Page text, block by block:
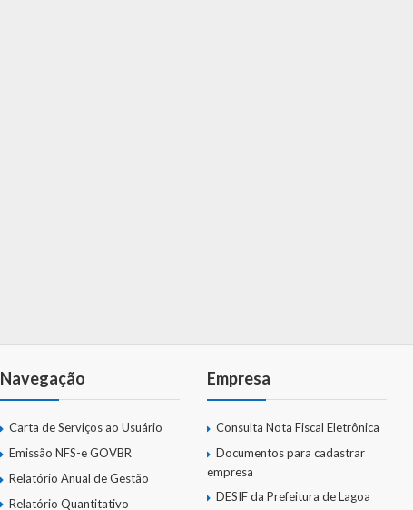
Navegação
Carta de Serviços ao Usuário
Emissão NFS-e GOVBR
Relatório Anual de Gestão
Relatório Quantitativo
Empresa
Consulta Nota Fiscal Eletrônica
Documentos para cadastrar
empresa
DESIF da Prefeitura de Lagoa